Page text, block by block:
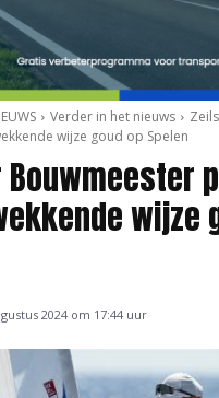
Verder in het nieuws
wijze goud op Spelen
wijze
2024 om 17:44 uur